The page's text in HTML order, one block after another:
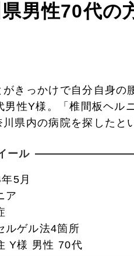
県男性70代の
きっかけで自分自身の
男性Y様。「椎間板ヘル
県内の病院を探したと
ール
5月
ア
ゲル法4箇所
Y様 男性 70代